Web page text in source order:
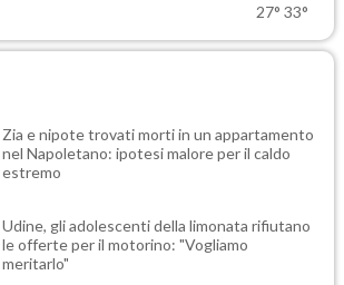
27° 33°
Zia e nipote trovati morti in un appartamento
nel Napoletano: ipotesi malore per il caldo
estremo
Udine, gli adolescenti della limonata rifiutano
le offerte per il motorino: "Vogliamo
meritarlo"